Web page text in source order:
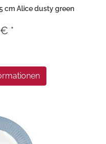
cm Alice dusty green
*